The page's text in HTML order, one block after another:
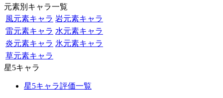
元素別キャラ一覧
風元素キャラ 岩元素キャラ
雷元素キャラ 水元素キャラ
炎元素キャラ 氷元素キャラ
草元素キャラ
星5キャラ
星5キャラ評価一覧